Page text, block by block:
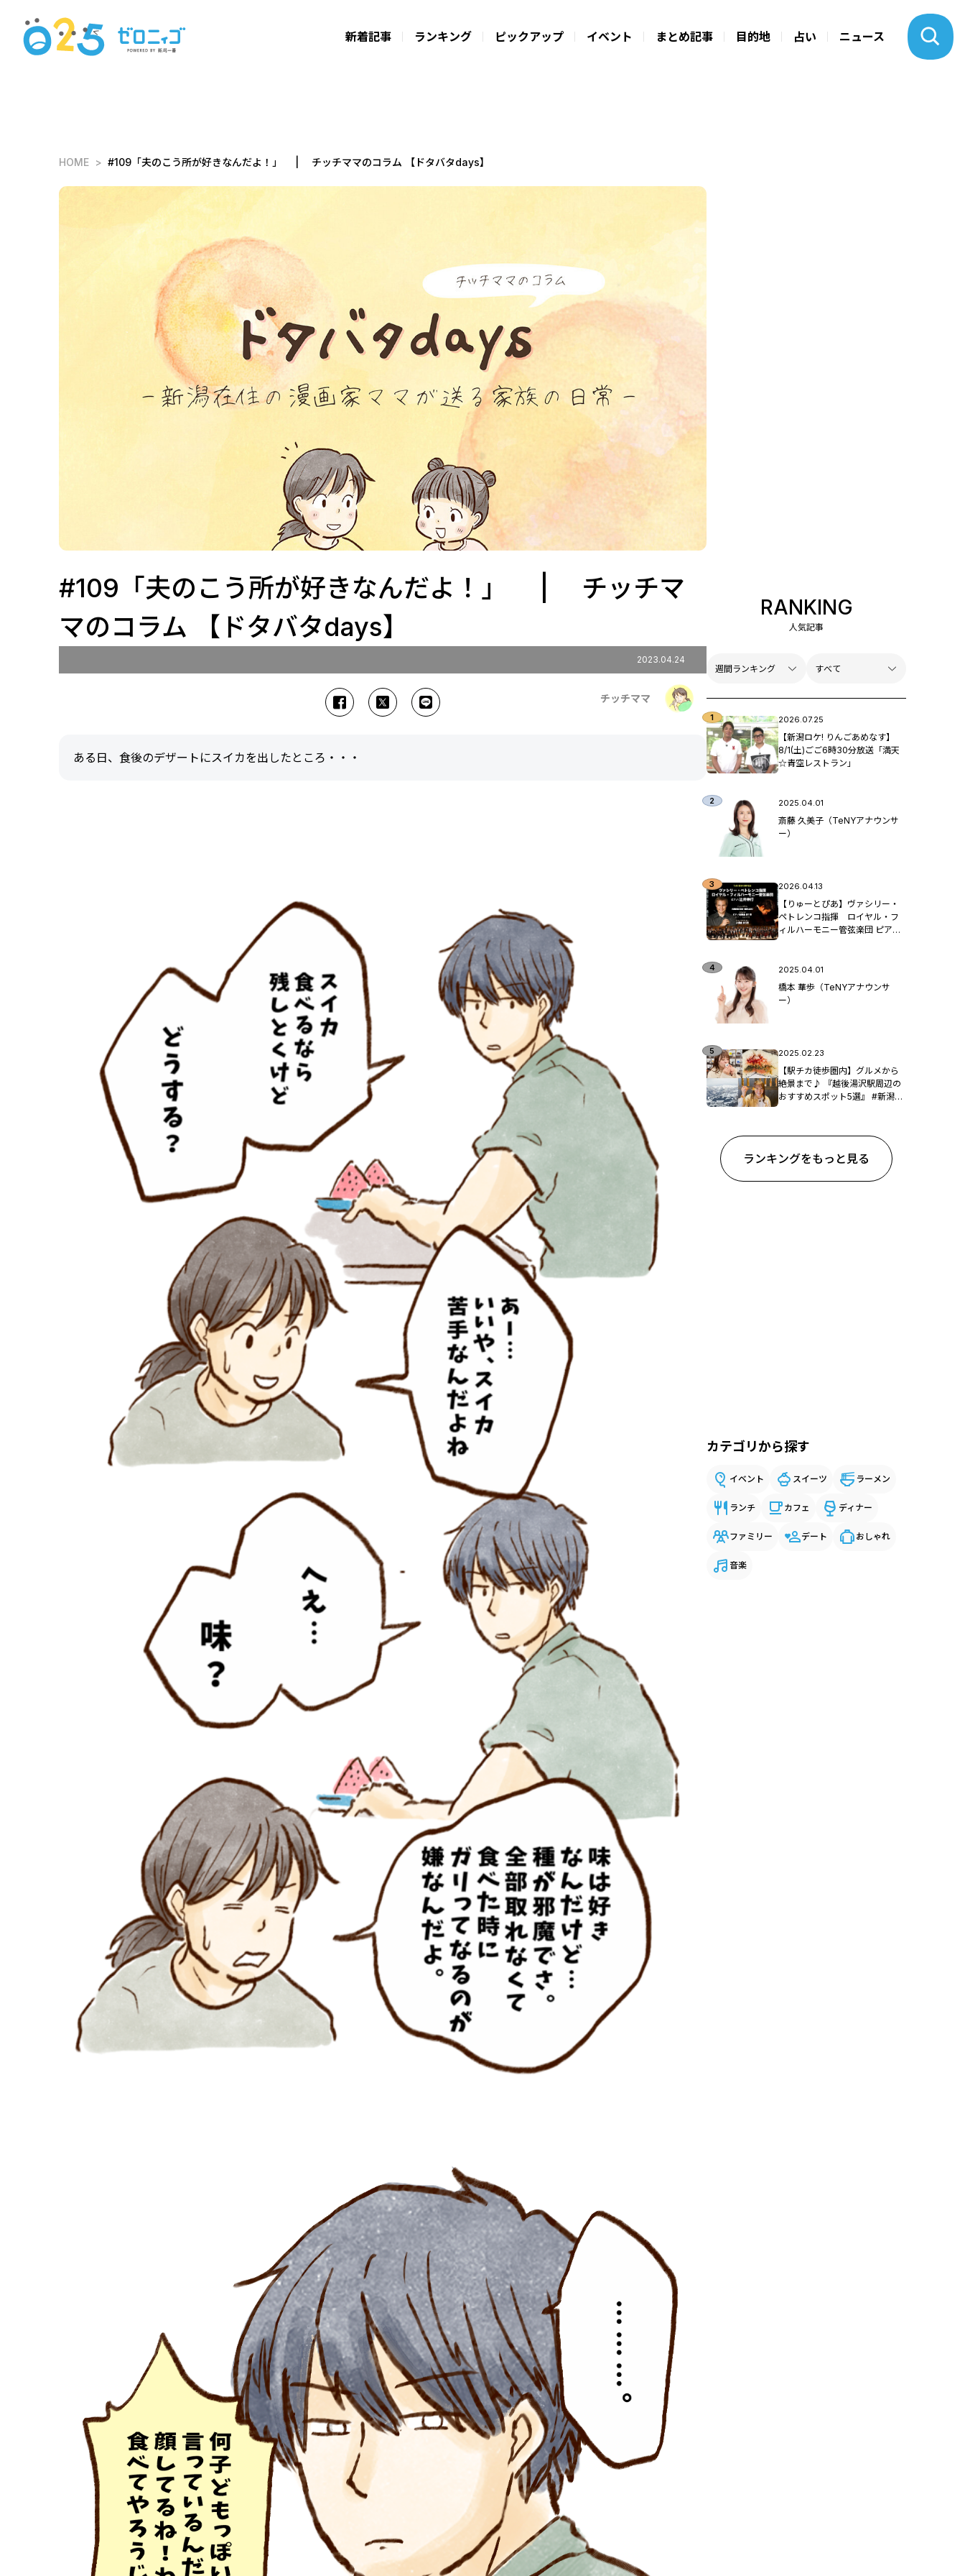
新着記事 ランキング ピックアップ イベント まとめ記事 目的地 占い ニュース
HOME #109「夫のこう所が好きなんだよ！」 | チッチママのコラム 【ドタバタdays】
#109「夫のこう所が好きなんだよ！」 | チッチマ
マのコラム 【ドタバタdays】
2023.04.24
チッチママ
ある日、食後のデザートにスイカを出したところ・・・
RANKING
人気記事
2026.07.25
【新潟ロケ! りんごあめなす】
8/1(土)ごご6時30分放送「満天
☆青空レストラン」
2025.04.01
斎藤 久美子（TeNYアナウンサ
ー）
2026.04.13
【りゅーとぴあ】ヴァシリー・
ペトレンコ指揮 ロイヤル・フ
ィルハーモニー管弦楽団 ピア
2025.04.01
橋本 華歩（TeNYアナウンサ
ー）
2025.02.23
【駅チカ徒歩圏内】グルメから
絶景まで♪ 『越後湯沢駅周辺の
おすすめスポット5選』 #新潟観
ランキングをもっと見る
カテゴリから探す
イベント スイーツ ラーメン
ランチ カフェ ディナー
ファミリー デート おしゃれ
音楽